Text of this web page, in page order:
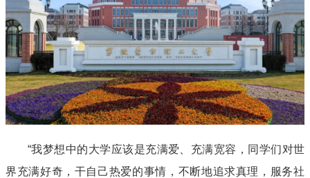
“我梦想中的大学应该是充满爱、充满宽容，同学们对世
界充满好奇，干自己热爱的事情，不断地追求真理，服务社